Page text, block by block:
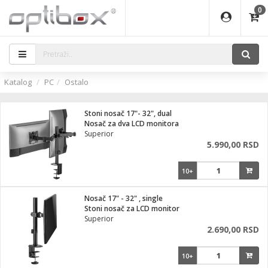
0
table
pribor
i pribor
svetla
- Analogija
- IP
Katalog PC Ostalo
Stoni nosač 17"- 32", dual
Nosač za dva LCD monitora
Superior
5.990,00 RSD
10+
Nosač 17" - 32" , single
Stoni nosač za LCD monitor
Superior
2.690,00 RSD
10+